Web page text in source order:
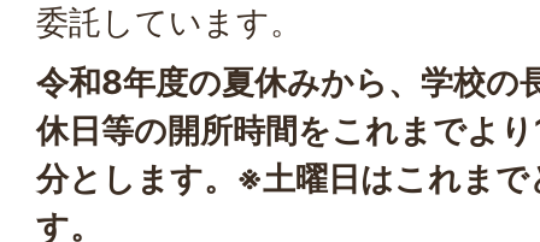
委託しています。
令和8年度の夏休みから、学校の
休日等の開所時間をこれまでよ
分とします。※土曜日はこれま
す。